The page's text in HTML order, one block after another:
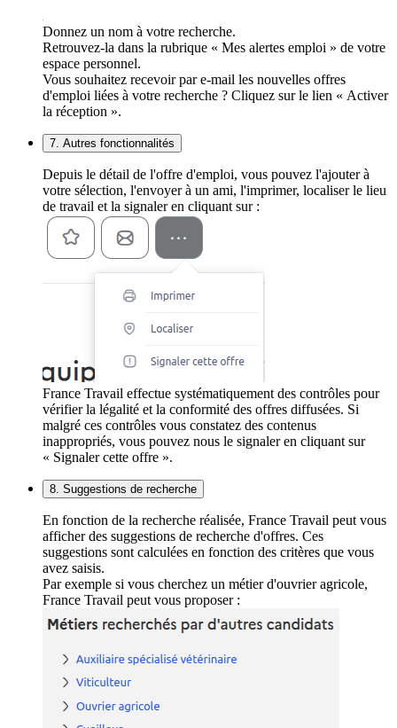
Donnez un nom à votre recherche.
Retrouvez-la dans la rubrique « Mes alertes emploi » de votre
espace personnel.
Vous souhaitez recevoir par e-mail les nouvelles offres
d'emploi liées à votre recherche ? Cliquez sur le lien « Activer
la réception ».
7. Autres fonctionnalités
Depuis le détail de l'offre d'emploi, vous pouvez l'ajouter à
votre sélection, l'envoyer à un ami, l'imprimer, localiser le lieu
de travail et la signaler en cliquant sur :
France Travail effectue systématiquement des contrôles pour
vérifier la légalité et la conformité des offres diffusées. Si
malgré ces contrôles vous constatez des contenus
inappropriés, vous pouvez nous le signaler en cliquant sur
« Signaler cette offre ».
8. Suggestions de recherche
En fonction de la recherche réalisée, France Travail peut vous
afficher des suggestions de recherche d'offres. Ces
suggestions sont calculées en fonction des critères que vous
avez saisis.
Par exemple si vous cherchez un métier d'ouvrier agricole,
France Travail peut vous proposer :